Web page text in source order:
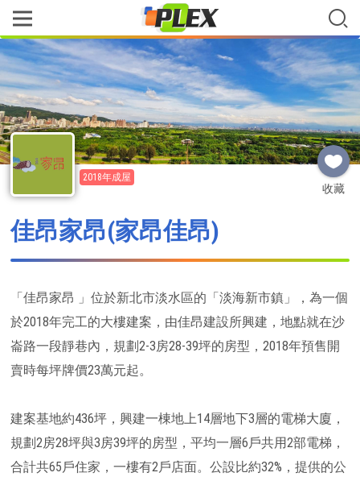
收藏
2018年成屋
佳昂家昂(家昂佳昂)
「佳昂家昂 」位於新北市淡水區的「淡海新市鎮」，為一個
於2018年完工的大樓建案，由佳昂建設所興建，地點就在沙
崙路一段靜巷內，規劃2-3房28-39坪的房型，2018年預售開
賣時每坪牌價23萬元起。
建案基地約436坪，興建一棟地上14層地下3層的電梯大廈，
規劃2房28坪與3房39坪的房型，平均一層6戶共用2部電梯，
合計共65戶住家，一樓有2戶店面。公設比約32%，提供的公